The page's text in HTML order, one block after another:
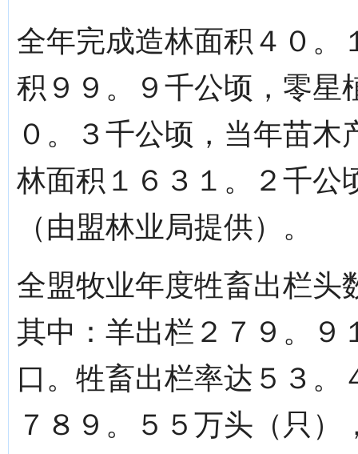
全年完成造林面积４０。
积９９。９千公顷，零星
０。３千公顷，当年苗
林面积１６３１。２千公
（由盟林业局提供）。
全盟牧业年度牲畜出栏头
其中：羊出栏２７９。９
口。牲畜出栏率达５３。
７８９。５５万头（只